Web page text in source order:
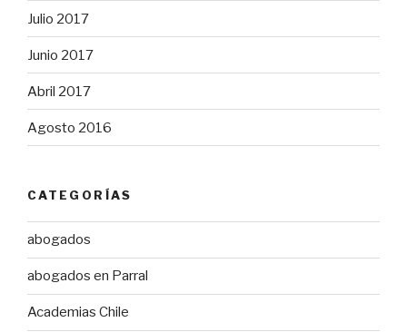
Julio 2017
Junio 2017
Abril 2017
Agosto 2016
CATEGORÍAS
abogados
abogados en Parral
Academias Chile